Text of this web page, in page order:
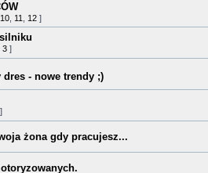
10 11 12 ]
3 ]
- nowe trendy ;)
]
żona gdy pracujesz...